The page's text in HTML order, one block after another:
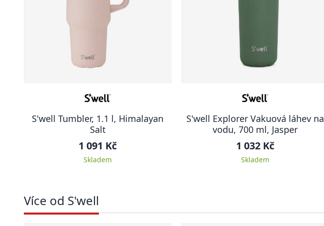
S'well Tumbler, 1.1 l, Himalayan
Salt
1 091 Kč
Skladem
S'well Explorer Vakuová láhev na
vodu, 700 ml, Jasper
1 032 Kč
Skladem
Více od S'well